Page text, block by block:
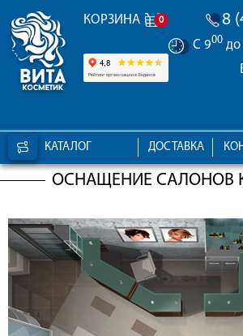
КОРЗИНА 0 8
С 900 до
КАТАЛОГ ДОСТАВКА
ОСНАЩЕНИЕ САЛОНОВ